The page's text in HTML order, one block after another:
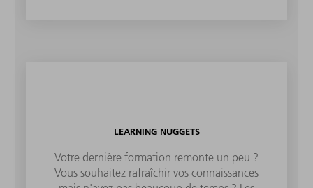
LEARNING NUGGETS
Votre dernière formation remonte un peu ?
Vous souhaitez rafraîchir vos connaissances